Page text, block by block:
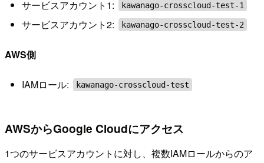
サービスアカウント1: kawanago-crosscloud-test-1
サービスアカウント2: kawanago-crosscloud-test-2
AWS側
IAMロール: kawanago-crosscloud-test
AWSからGoogle Cloudにアクセス
1つのサービスアカウントに対し、複数IAMロールからのア